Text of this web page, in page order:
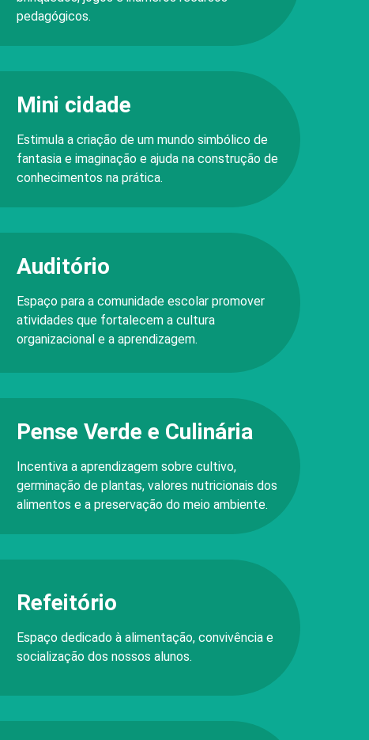
pedagógicos.
Mini cidade
Estimula a criação de um mundo simbólico de
fantasia e imaginação e ajuda na construção de
conhecimentos na prática.
Auditório
Espaço para a comunidade escolar promover
atividades que fortalecem a cultura
organizacional e a aprendizagem.
Pense Verde e Culinária
Incentiva a aprendizagem sobre cultivo,
germinação de plantas, valores nutricionais dos
alimentos e a preservação do meio ambiente.
Refeitório
Espaço dedicado à alimentação, convivência e
socialização dos nossos alunos.